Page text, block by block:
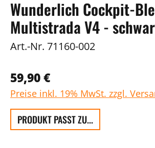
Wunderlich Cockpit-
Multistrada V4 -
Art.-Nr. 71160-002
59,90 €
Preise inkl. 19% MwSt. zzgl.
PRODUKT PASST ZU...